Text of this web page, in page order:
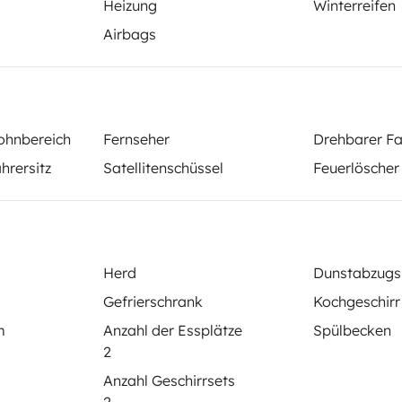
Heizung
Winterreifen
Airbags
Fernseher
Drehbarer
Satellitenschüssel Feuerlöscher
Herd
Gefrierschrank
Kochgeschirr
Anzahl der Essplätze
2
Spülbecken
Anzahl Geschirrsets
Gasanschluss außerhalb
ja dann noch selbst
und ein beheizbarer
der Spaß am verreisen
WC
Datum der Erstzulassung: